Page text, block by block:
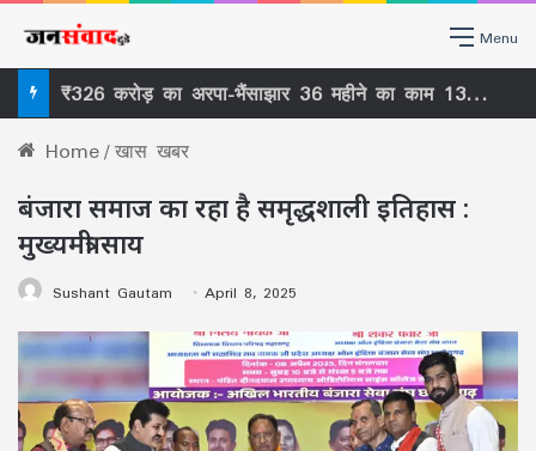
Menu
सिकासार से सिर्फ कानूनी बाधा नहीं हटी, वर्षों पुराने ‘ठेकेदारी तंत्र’ पर भी खड़ा हुआ बड़ा सवाल
Home/खास खबर
बंजारा समाज का रहा है समृद्धशाली इतिहास :
मुख्यमंत्री साय
Sushant Gautam April 8, 2025